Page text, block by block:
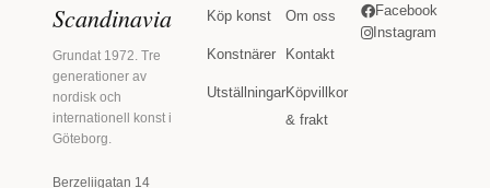
Scandinavia
Grundat 1972. Tre
generationer av
nordisk och
internationell konst i
Göteborg.
Berzeliigatan 14
Köp konst
Konstnärer
Utställningar
Om oss
Kontakt
Köpvillkor
& frakt
Facebook
Instagram